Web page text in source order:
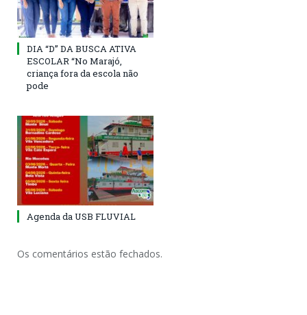
DIA “D” DA BUSCA ATIVA
ESCOLAR “No Marajó,
criança fora da escola não
pode
Agenda da USB FLUVIAL
Os comentários estão fechados.